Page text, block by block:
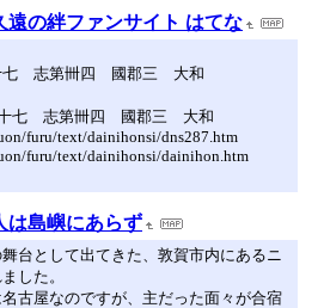
遠の絆ファンサイト はてな
七 志第卌四 國郡三 大和
七 志第卌四 國郡三 大和
furu/text/dainihonsi/dns287.htm
furu/text/dainihonsi/dainihon.htm
は島嶼にあらず
台として出てきた、敦賀市内にあるニ
した。
古屋なのですが、主だった面々が合宿